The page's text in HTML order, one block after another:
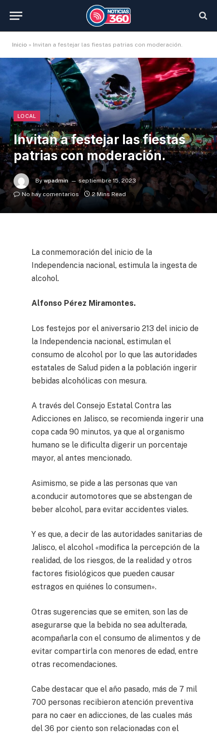
Inicio » Invitan a festejar las fiestas patrias con moderación.
LOCAL
Invitan a festejar las fiestas
patrias con moderación.
By wpadmin
septiembre 15, 2023
No hay comentarios
2 Mins Read
La conmemoración del inicio de la
Independencia nacional, estimula la ingesta de
alcohol.
Alfonso Pérez Miramontes.
Los festejos por el aniversario 213 del inicio de
la Independencia nacional, estimulan el
consumo de alcohol por lo que las autoridades
estatales de Salud piden a la población ingerir
bebidas alcohólicas con mesura.
A través del Consejo Estatal Contra las
Adicciones en Jalisco, se recomienda ingerir una
copa cada 90 minutos, ya que al organismo
humano se le dificulta digerir un porcentaje
mayor, al antes mencionado.
Asimismo, se pide a las personas que van
a.conducir automotores que se abstengan de
beber alcohol, para evitar accidentes viales.
Y es que, a decir de las autoridades sanitarias de
Jalisco, el alcohol «modifica la percepción de la
realidad, de los riesgos, de la realidad y otros
factores fisiológicos que pueden causar
estragos en quiénes lo consumen».
Otras sugerencias que se emiten, son las de
asegurarse que la bebida no sea adulterada,
acompañarla con el consumo de alimentos y de
evitar compartirla con menores de edad, entre
otras recomendaciones.
Cabe destacar que el año pasado, más de 7 mil
700 personas recibieron atención preventiva
para no caer en adicciones, de las cuales más
del 36 por ciento son relacionadas con el